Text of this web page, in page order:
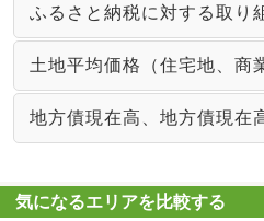
ふるさと納税に対する取り
土地平均価格（住宅地、商
地方債現在高、地方債現在
気になるエリアを比較する